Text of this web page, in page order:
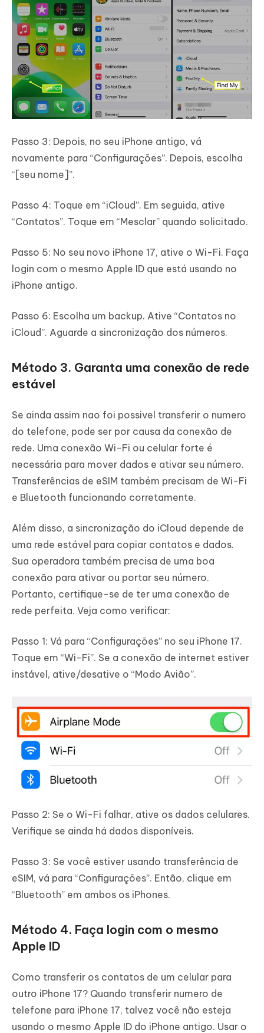
Passo 3: Depois, no seu iPhone antigo, vá
novamente para “Configurações”. Depois, escolha
“[seu nome]”.
Passo 4: Toque em “iCloud”. Em seguida, ative
“Contatos”. Toque em “Mesclar” quando solicitado.
Passo 5: No seu novo iPhone 17, ative o Wi-Fi. Faça
login com o mesmo Apple ID que está usando no
iPhone antigo.
Passo 6: Escolha um backup. Ative “Contatos no
iCloud”. Aguarde a sincronização dos números.
Método 3. Garanta uma conexão de rede
estável
Se ainda assim nao foi possivel transferir o numero
do telefone, pode ser por causa da conexão de
rede. Uma conexão Wi-Fi ou celular forte é
necessária para mover dados e ativar seu número.
Transferências de eSIM também precisam de Wi-Fi
e Bluetooth funcionando corretamente.
Além disso, a sincronização do iCloud depende de
uma rede estável para copiar contatos e dados.
Sua operadora também precisa de uma boa
conexão para ativar ou portar seu número.
Portanto, certifique-se de ter uma conexão de
rede perfeita. Veja como verificar:
Passo 1: Vá para “Configurações” no seu iPhone 17.
Toque em “Wi-Fi”. Se a conexão de internet estiver
instável, ative/desative o “Modo Avião”.
Passo 2: Se o Wi-Fi falhar, ative os dados celulares.
Verifique se ainda há dados disponíveis.
Passo 3: Se você estiver usando transferência de
eSIM, vá para “Configurações”. Então, clique em
“Bluetooth” em ambos os iPhones.
Método 4. Faça login com o mesmo
Apple ID
Como transferir os contatos de um celular para
outro iPhone 17? Quando transferir numero de
telefone para iPhone 17, talvez você não esteja
usando o mesmo Apple ID do iPhone antigo. Usar o